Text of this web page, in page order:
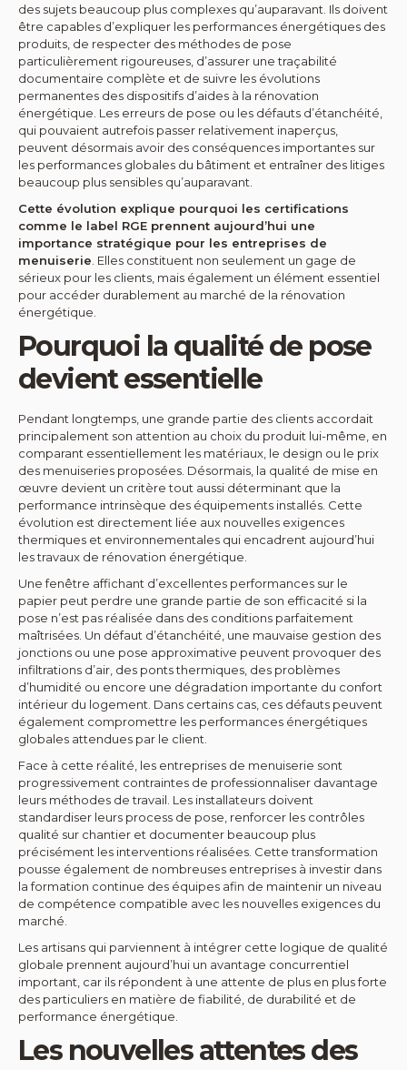
des sujets beaucoup plus complexes qu’auparavant. Ils doivent
être capables d’expliquer les performances énergétiques des
produits, de respecter des méthodes de pose
particulièrement rigoureuses, d’assurer une traçabilité
documentaire complète et de suivre les évolutions
permanentes des dispositifs d’aides à la rénovation
énergétique. Les erreurs de pose ou les défauts d’étanchéité,
qui pouvaient autrefois passer relativement inaperçus,
peuvent désormais avoir des conséquences importantes sur
les performances globales du bâtiment et entraîner des litiges
beaucoup plus sensibles qu’auparavant.
Cette évolution explique pourquoi les certifications
comme le label RGE prennent aujourd’hui une
importance stratégique pour les entreprises de
menuiserie . Elles constituent non seulement un gage de
sérieux pour les clients, mais également un élément essentiel
pour accéder durablement au marché de la rénovation
énergétique.
Pourquoi la qualité de pose
devient essentielle
Pendant longtemps, une grande partie des clients accordait
principalement son attention au choix du produit lui-même, en
comparant essentiellement les matériaux, le design ou le prix
des menuiseries proposées. Désormais, la qualité de mise en
œuvre devient un critère tout aussi déterminant que la
performance intrinsèque des équipements installés. Cette
évolution est directement liée aux nouvelles exigences
thermiques et environnementales qui encadrent aujourd’hui
les travaux de rénovation énergétique.
Une fenêtre affichant d’excellentes performances sur le
papier peut perdre une grande partie de son efficacité si la
pose n’est pas réalisée dans des conditions parfaitement
maîtrisées. Un défaut d’étanchéité, une mauvaise gestion des
jonctions ou une pose approximative peuvent provoquer des
infiltrations d’air, des ponts thermiques, des problèmes
d’humidité ou encore une dégradation importante du confort
intérieur du logement. Dans certains cas, ces défauts peuvent
également compromettre les performances énergétiques
globales attendues par le client.
Face à cette réalité, les entreprises de menuiserie sont
progressivement contraintes de professionnaliser davantage
leurs méthodes de travail. Les installateurs doivent
standardiser leurs process de pose, renforcer les contrôles
qualité sur chantier et documenter beaucoup plus
précisément les interventions réalisées. Cette transformation
pousse également de nombreuses entreprises à investir dans
la formation continue des équipes afin de maintenir un niveau
de compétence compatible avec les nouvelles exigences du
marché.
Les artisans qui parviennent à intégrer cette logique de qualité
globale prennent aujourd’hui un avantage concurrentiel
important, car ils répondent à une attente de plus en plus forte
des particuliers en matière de fiabilité, de durabilité et de
performance énergétique.
Les nouvelles attentes des